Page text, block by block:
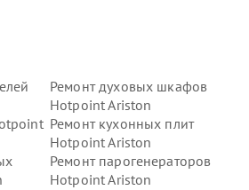
Ремонт духовых шкафов
Hotpoint Ariston
Ремонт кухонных плит
Hotpoint Ariston
Ремонт парогенераторов
Hotpoint Ariston